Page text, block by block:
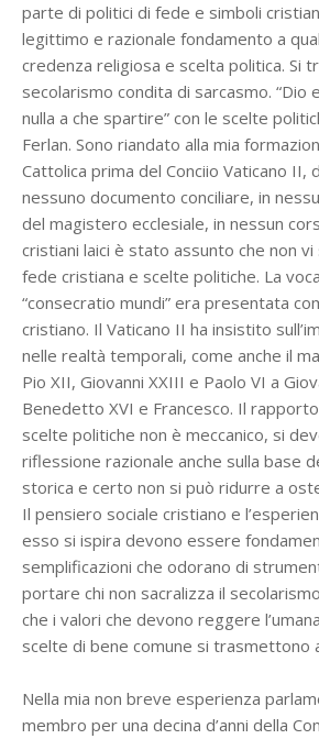
parte di politici di fede e simboli
legittimo e razionale fondamento a
credenza religiosa e scelta politica. Si
secolarismo condita di sarcasmo. “Dio
nulla a che spartire” con le scelte
Ferlan. Sono riandato alla mia
Cattolica prima del Conciio Vaticano II,
nessuno documento conciliare, in
del magistero ecclesiale, in nessun
cristiani laici è stato assunto che non
fede cristiana e scelte politiche. La
“consecratio mundi” era presentata
cristiano. Il Vaticano II ha insistito
nelle realtà temporali, come anche il
Pio XII, Giovanni XXIII e Paolo VI a
Benedetto XVI e Francesco. Il
scelte politiche non è meccanico, si
riflessione razionale anche sulla base
storica e certo non si può ridurre a
Il pensiero sociale cristiano e
esso si ispira devono essere
semplificazioni che odorano di
portare chi non sacralizza il
che i valori che devono reggere
scelte di bene comune si trasmettono
Nella mia non breve esperienza
membro per una decina d’anni della